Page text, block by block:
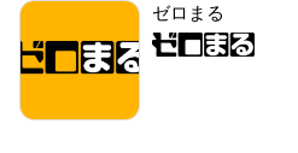
ゼロまる